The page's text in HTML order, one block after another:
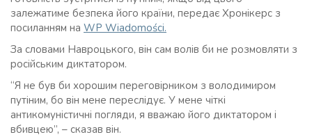
залежатиме безпека його країни, передає Хронікерс з
посиланням на WP Wiadomości.
За словами Навроцького, він сам волів би не розмовляти з
російським диктатором.
“Я не був би хорошим переговірником з володимиром
путіним, бо він мене переслідує. У мене чіткі
антикомуністичні погляди, я вважаю його диктатором і
вбивцею”, – сказав він.